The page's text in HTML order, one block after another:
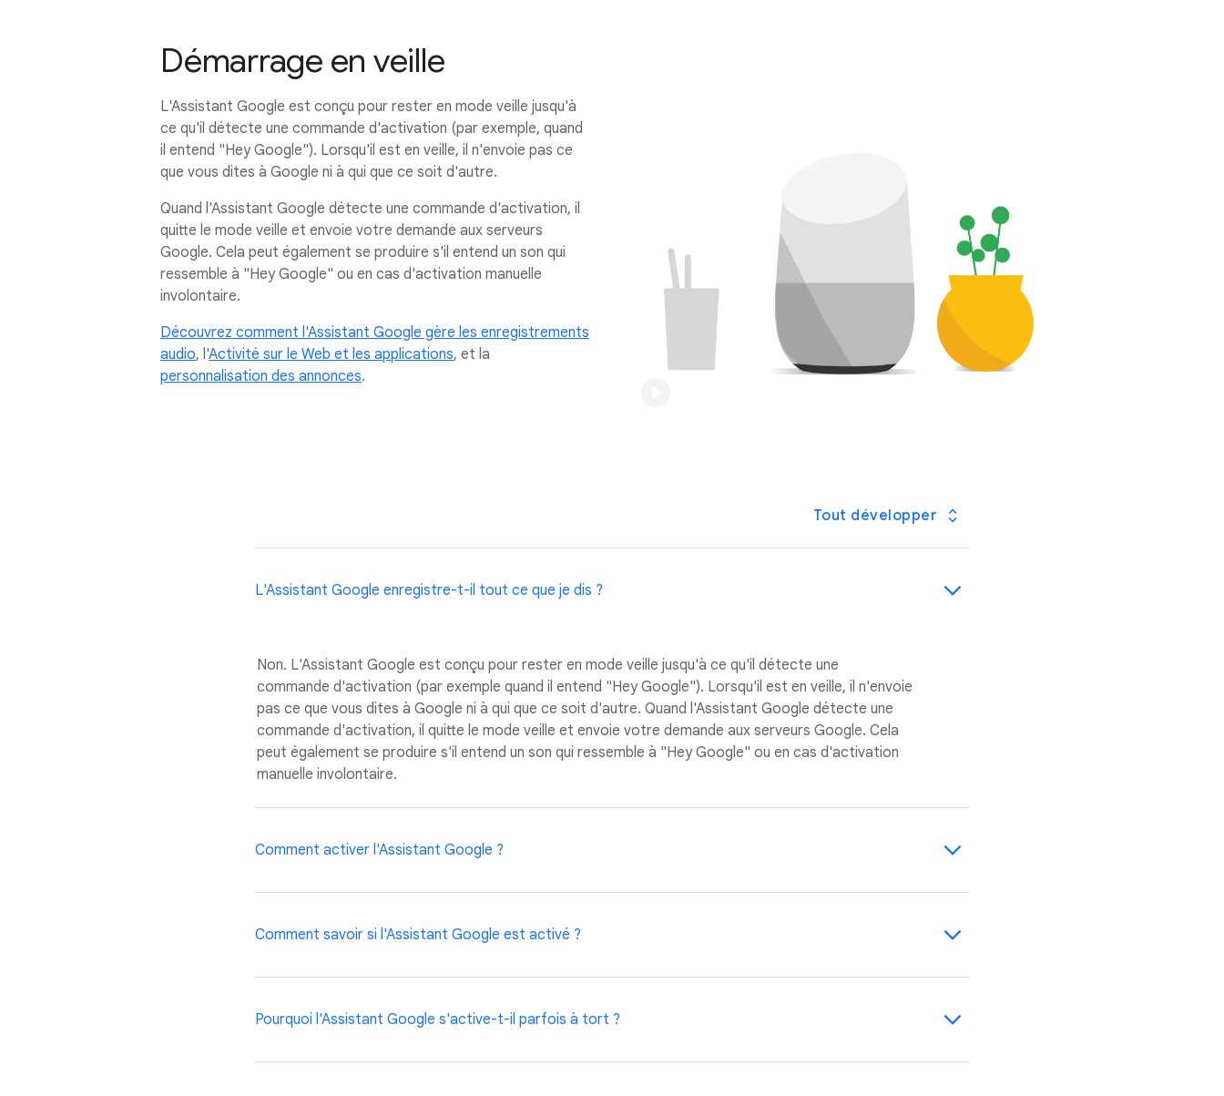
Démarrage en veille
L'Assistant Google est conçu pour rester en mode veille jusqu'à
ce qu'il détecte une commande d'activation (par exemple, quand
il entend "Hey Google"). Lorsqu'il est en veille, il n'envoie pas ce
que vous dites à Google ni à qui que ce soit d'autre.
Quand l'Assistant Google détecte une commande d'activation, il
quitte le mode veille et envoie votre demande aux serveurs
Google. Cela peut également se produire s'il entend un son qui
ressemble à "Hey Google" ou en cas d'activation manuelle
involontaire.
Découvrez comment l'Assistant Google gère les enregistrements
audio, l'Activité sur le Web et les applications, et la
personnalisation des annonces.
Tout développer
L'Assistant Google enregistre-t-il tout ce que je dis ?
Non. L'Assistant Google est conçu pour rester en mode veille jusqu'à ce qu'il détecte une
commande d'activation (par exemple quand il entend "Hey Google"). Lorsqu'il est en veille, il n'envoie
pas ce que vous dites à Google ni à qui que ce soit d'autre. Quand l'Assistant Google détecte une
commande d'activation, il quitte le mode veille et envoie votre demande aux serveurs Google. Cela
peut également se produire s'il entend un son qui ressemble à "Hey Google" ou en cas d'activation
manuelle involontaire.
Comment activer l'Assistant Google ?
Vous pouvez activer l'Assistant de différentes façons, selon l'appareil utilisé. Par exemple, vous
pouvez dire "Hey Google" ou l'activer manuellement en appuyant de manière prolongée sur le
Comment savoir si l'Assistant Google est activé ?
Un indicateur d'état sur votre appareil, comme un indicateur à l'écran ou des voyants qui clignotent
sur le dessus de votre appareil, vous permet de savoir si l'Assistant Google est activé.
Pourquoi l'Assistant Google s'active-t-il parfois à tort ?